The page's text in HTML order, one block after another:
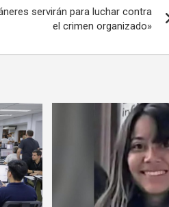
servirán para luchar contra
el crimen organizado»